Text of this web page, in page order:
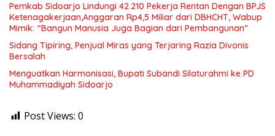
Pemkab Sidoarjo Lindungi 42.210 Pekerja Rentan Dengan BPJS
Ketenagakerjaan,Anggaran Rp4,5 Miliar dari DBHCHT, Wabup
Mimik: “Bangun Manusia Juga Bagian dari Pembangunan”
Sidang Tipiring, Penjual Miras yang Terjaring Razia Divonis
Bersalah
Menguatkan Harmonisasi, Bupati Subandi Silaturahmi ke PD
Muhammadiyah Sidoarjo
Post Views: 0